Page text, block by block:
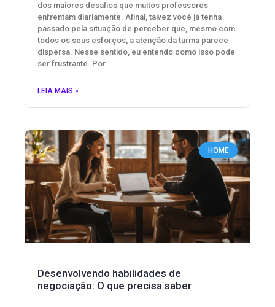
dos maiores desafios que muitos professores
enfrentam diariamente. Afinal, talvez você já tenha
passado pela situação de perceber que, mesmo com
todos os seus esforços, a atenção da turma parece
dispersa. Nesse sentido, eu entendo como isso pode
ser frustrante. Por
LEIA MAIS »
HOME
Desenvolvendo habilidades de
negociação: O que precisa saber